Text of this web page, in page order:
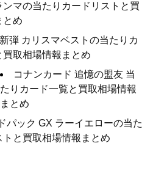
ンマの当たりカードリストと買
とめ
弾 カリスマベストの当たりカ
買取相場情報まとめ
コナンカード 追憶の盟友 当
たりカード一覧と買取相場情報
まとめ
パック GX ラーイエローの当た
トと買取相場情報まとめ